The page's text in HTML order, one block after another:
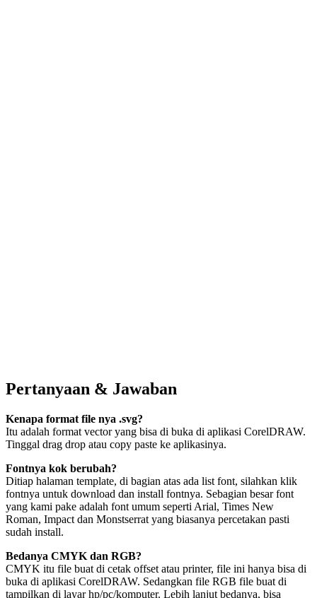
Pertanyaan & Jawaban
Kenapa format file nya .svg?
Itu adalah format vector yang bisa di buka di aplikasi CorelDRAW.
Tinggal drag drop atau copy paste ke aplikasinya.
Fontnya kok berubah?
Ditiap halaman template, di bagian atas ada list font, silahkan klik
fontnya untuk download dan install fontnya. Sebagian besar font
yang kami pake adalah font umum seperti Arial, Times New
Roman, Impact dan Monstserrat yang biasanya percetakan pasti
sudah install.
Bedanya CMYK dan RGB?
CMYK itu file buat di cetak offset atau printer, file ini hanya bisa di
buka di aplikasi CorelDRAW. Sedangkan file RGB file buat di
tampilkan di layar hp/pc/komputer. Lebih lanjut bedanya, bisa